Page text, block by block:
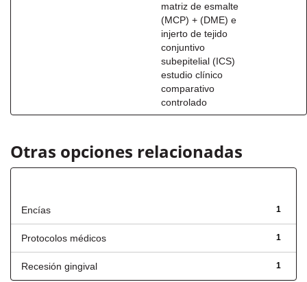
matriz de esmalte
(MCP) + (DME) e
injerto de tejido
conjuntivo
subepitelial (ICS)
estudio clínico
comparativo
controlado
Otras opciones relacionadas
1
Encías
1
Protocolos médicos
1
Recesión gingival